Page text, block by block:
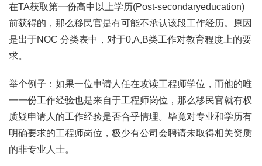
在TA获取第一份高中以上学历(Post-secondaryeducation)
前获得的，那么移民官是有可能不承认该段工作经历。原因
是出于NOC 分类表中，对于0,A,B类工作对教育程度上的要
求。
举个例子：如果一位申请人任在攻读工程师学位，而他的唯
一一份工作经验也是来自于工程师岗位，那么移民官就有权
质疑申请人的工作经验是否合乎情理。毕竟对专业和学历有
明确要求的工程师岗位，极少有公司会聘请未取得相关资质
的非专业人士。